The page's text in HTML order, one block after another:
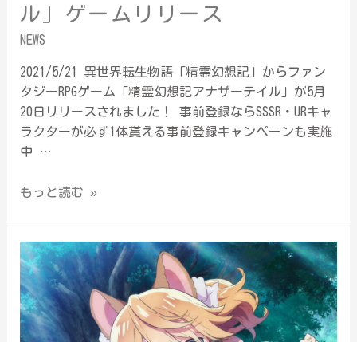
ル」ゲームリリース
NEWS
2021/5/21 異世界転生物語「精霊幻想記」からファン
タジーRPGゲーム「精霊幻想記アナザーテイル」が5月
20日リリースされました！ 事前登録ならSSSR・URキャ
ラクターが必ず1体貰える事前登録キャンペーンも実施
中 …
もっと読む »